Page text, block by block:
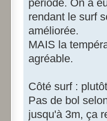
période. On a
rendant le surf
améliorée.
MAIS la
agréable.
Côté surf :
Pas de bol
jusqu'à 3m, ça